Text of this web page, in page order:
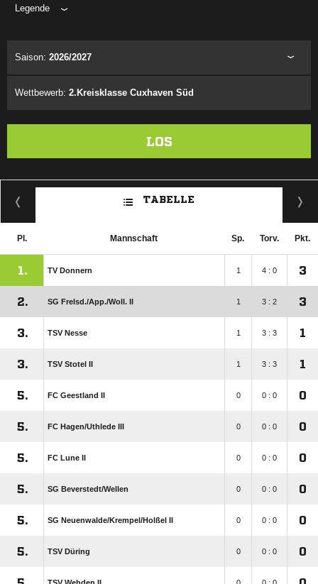
Legende
Saison: 2026/2027
Wettbewerb: 2.Kreisklasse Cuxhaven Süd
LOS
TABELLE
Pl. Mannschaft Sp. Torv. Pkt.
1. TV Donnern 1 4 : 0 3
2. SG Frelsd./​App./​Woll. II 1 3 : 2 3
3. TSV Nesse 1 3 : 3 1
3. TSV Stotel II 1 3 : 3 1
5. FC Geestland II 0 0 : 0 0
5. FC Hagen/​Uthlede III 0 0 : 0 0
5. FC Lune II 0 0 : 0 0
5. SG Beverstedt/​Wellen 0 0 : 0 0
5. SG Neuenwalde/​Krempel/​Holßel II 0 0 : 0 0
5. TSV Düring 0 0 : 0 0